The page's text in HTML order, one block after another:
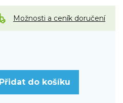
Možnosti a ceník doručení
Přidat do košíku